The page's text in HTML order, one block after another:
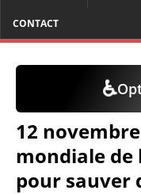
CONTACT
♿
12
mondiale de
pour sauver